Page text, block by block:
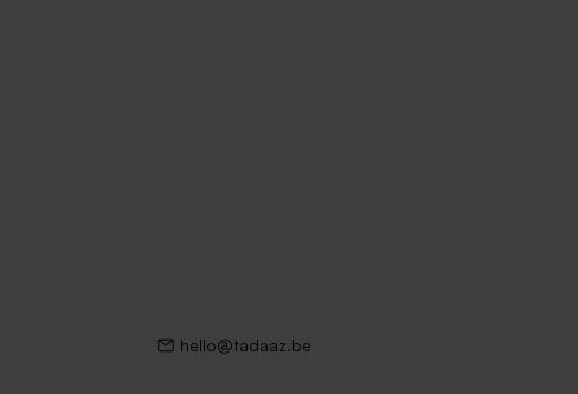
hello@tadaaz.be